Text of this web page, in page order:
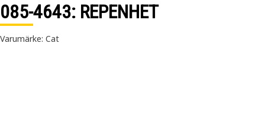
085-4643: REPENHET
Varumärke: Cat